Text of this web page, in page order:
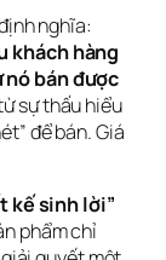
khách hàng
bán được
sự thấu hiểu
để bán. Giá
kế sinh lời”
phẩm chỉ